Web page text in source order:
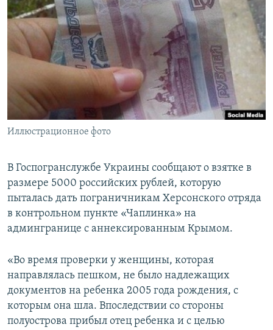
ТЕЛЕПРОЕКТ КРЫМ.РЕАЛИИ
СОВЕТЫ ПРАВОЗАЩИТНИКОВ
ПРОПАВШИЕ БЕЗ ВЕСТИ
ПОБЕДИТЕЛЕЙ НЕ СУДЯТ?
КРЫМ.НЕПОКОРЕННЫЙ
ELIFBE
УКРАИНСКАЯ ПРОБЛЕМА КРЫМА
Українською
Qırımtatar
ПРИСОЕДИНЯЙТЕСЬ!
Иллюстрационное фото
В Госпогранслужбе Украины сообщают о взятке в
размере 5000 российских рублей, которую
пыталась дать пограничникам Херсонского отряда
в контрольном пункте «Чаплинка» на
админгранице с аннексированным Крымом.
«Во время проверки у женщины, которая
направлялась пешком, не было надлежащих
документов на ребенка 2005 года рождения, с
которым она шла. Впоследствии со стороны
полуострова прибыл отец ребенка и с целью